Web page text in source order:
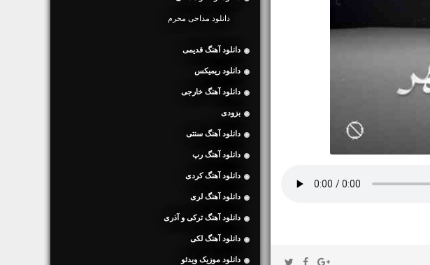
دانلود مداحی محرم
دانلود آهنگ قدیمی
دانلود ریمیکس
دانلود آهنگ خارجی
بزودی
دانلود آهنگ سنتی
دانلود آهنگ رپ
دانلود آهنگ کردی
دانلود آهنگ لری
دانلود آهنگ ترکی و آذری
دانلود آهنگ لکی
دانلود موزیک ویدئو